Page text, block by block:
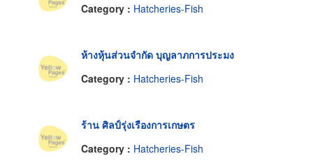
Category : Hatcheries-Fish
ห้างหุ้นส่วนจำกัด บุญลาภการประมง
Category : Hatcheries-Fish
ร้าน ศิลป์รุ่งเรืองการเกษตร
Category : Hatcheries-Fish